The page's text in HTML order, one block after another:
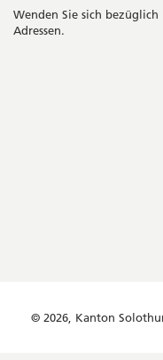
Wenden Sie sich
Adressen.
© 2026, Kanton